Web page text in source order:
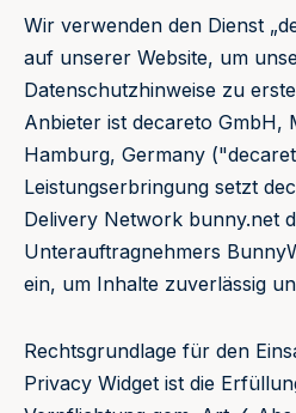
Wir verwenden den Dienst
auf unserer Website, um
Datenschutzhinweise zu
Anbieter ist decareto GmbH,
Hamburg, Germany
Leistungserbringung setzt
Delivery Network bunny.net
Unterauftragnehmers
ein, um Inhalte zuverlässig
Rechtsgrundlage für den
Privacy Widget ist die